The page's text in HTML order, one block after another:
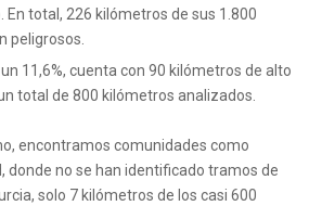
En total, 226 kilómetros de sus 1.800
peligrosos.
11,6%, cuenta con 90 kilómetros de alto
total de 800 kilómetros analizados.
encontramos comunidades como
donde no se han identificado tramos de
solo 7 kilómetros de los casi 600